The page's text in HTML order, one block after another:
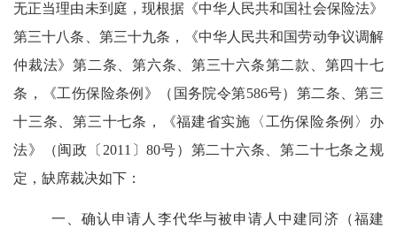
无正当理由未到庭，现根据《中华人民共和国社会保险法》
第三十八条、第三十九条，《中华人民共和国劳动争议调解
仲裁法》第二条、第六条、第三十六条第二款、第四十七
条，《工伤保险条例》（国务院令第586号）第二条、第三
十三条、第三十七条，《福建省实施〈工伤保险条例〉办
法》（闽政〔2011〕80号）第二十六条、第二十七条之规
定，缺席裁决如下：
一、确认申请人李代华与被申请人中建同济（福建